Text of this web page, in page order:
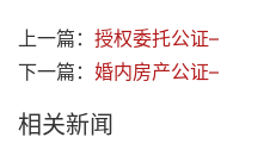
上一篇： 授权委托公证–
下一篇： 婚内房产公证–
相关新闻